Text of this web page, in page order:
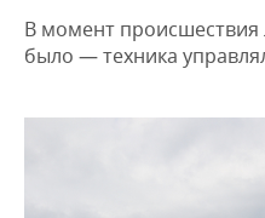
ДЕКЛАРАЦИИ О
КОРОЛИ ГОСЗАКАЗА
НОВОСТИ ЭКОНОМИКИ
ПРОМЫШЛЕННОСТЬ
НЕДВИЖИМОСТЬ
В момент происшествия
было — техника